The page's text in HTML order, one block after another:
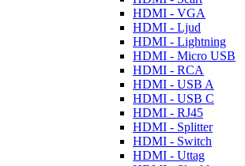
HDMI - VGA
HDMI - Ljud
HDMI - Lightning
HDMI - Micro USB
HDMI - RCA
HDMI - USB A
HDMI - USB C
HDMI - RJ45
HDMI - Splitter
HDMI - Switch
HDMI - Uttag